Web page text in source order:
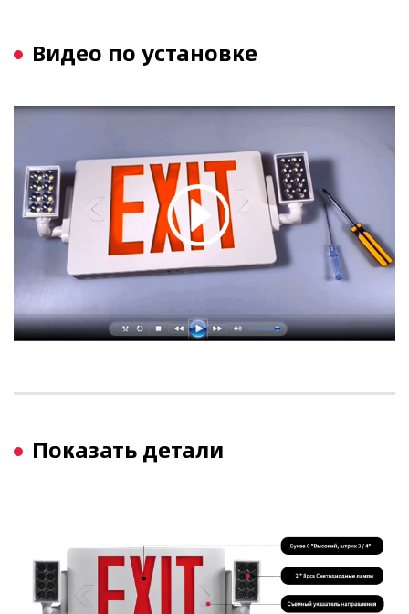
Видео по установке
Показать детали